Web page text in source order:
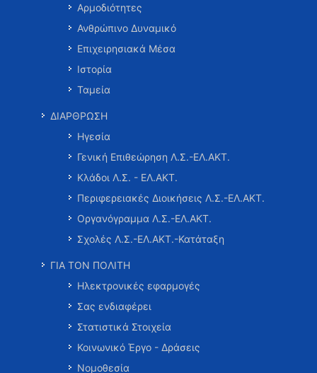
Αρμοδιότητες
Ανθρώπινο Δυναμικό
Επιχειρησιακά Μέσα
Ιστορία
Ταμεία
ΔΙΑΡΘΡΩΣΗ
Ηγεσία
Γενική Επιθεώρηση Λ.Σ.-ΕΛ.ΑΚΤ.
Κλάδοι Λ.Σ. - ΕΛ.ΑΚΤ.
Περιφερειακές Διοικήσεις Λ.Σ.-ΕΛ.ΑΚΤ.
Οργανόγραμμα Λ.Σ.-ΕΛ.ΑΚΤ.
Σχολές Λ.Σ.-ΕΛ.ΑΚΤ.-Κατάταξη
ΓΙΑ ΤΟΝ ΠΟΛΙΤΗ
Ηλεκτρονικές εφαρμογές
Σας ενδιαφέρει
Στατιστικά Στοιχεία
Κοινωνικό Έργο - Δράσεις
Νομοθεσία